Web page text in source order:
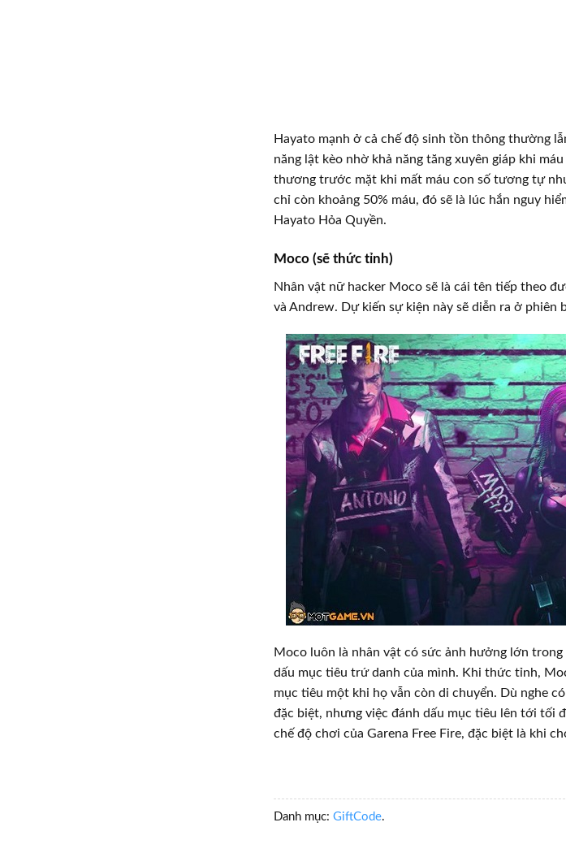
Hayato mạnh ở cả chế độ sinh tồn thông thường
năng lật kèo nhờ khả năng tăng xuyên giáp khi
thương trước mặt khi mất máu con số tương tự
chỉ còn khoảng 50% máu, đó sẽ là lúc hắn nguy
Hayato Hỏa Quyền.
Moco (sẽ thức tỉnh)
Nhân vật nữ hacker Moco sẽ là cái tên tiếp theo
và Andrew. Dự kiến sự kiện này sẽ diễn ra ở phiên
Moco luôn là nhân vật có sức ảnh hưởng lớn trong
dấu mục tiêu trứ danh của mình. Khi thức tỉnh,
mục tiêu một khi họ vẫn còn di chuyển. Dù nghe
đặc biệt, nhưng việc đánh dấu mục tiêu lên tới tối
chế độ chơi của Garena Free Fire, đặc biệt là khi
Danh mục: GiftCode.